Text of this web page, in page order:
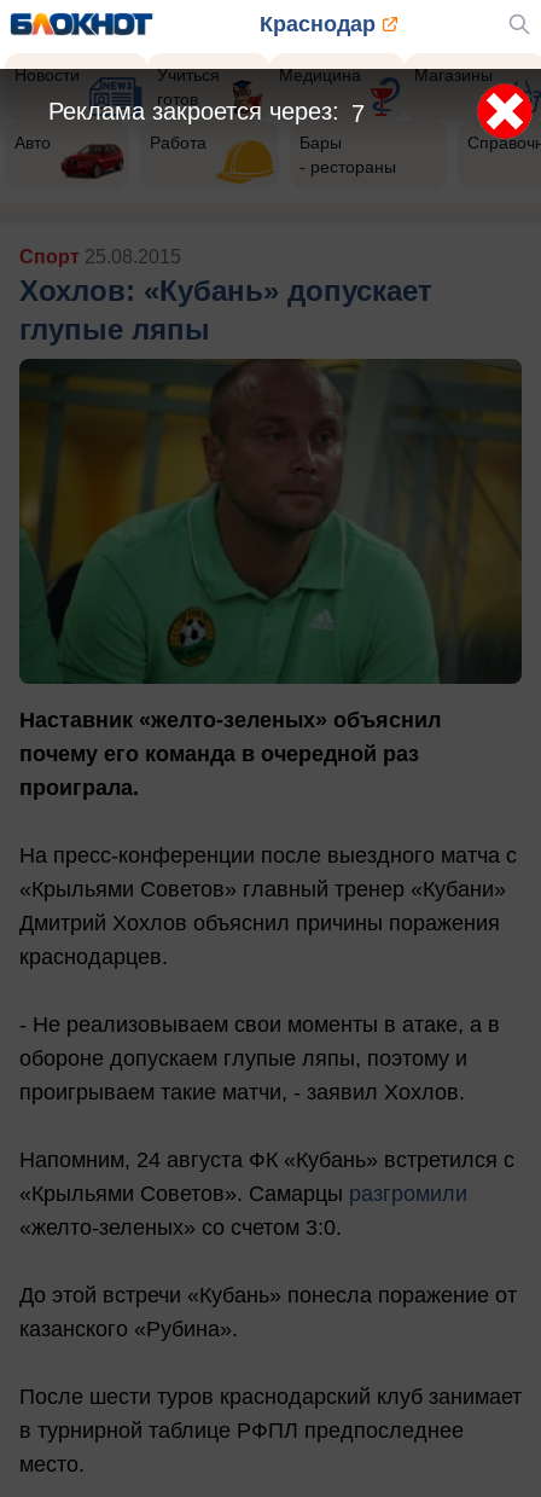
Краснодар
Новости
Учиться
готов
Медицина Магазины
Авто Работа
Бары
- рестораны
Спорт 25.08.2015
Хохлов: «Кубань» допускает
глупые ляпы
Наставник «желто-зеленых» объяснил
почему его команда в очередной раз
проиграла.
На пресс-конференции после выездного матча с
«Крыльями Советов» главный тренер «Кубани»
Дмитрий Хохлов объяснил причины поражения
краснодарцев.
- Не реализовываем свои моменты в атаке, а в
обороне допускаем глупые ляпы, поэтому и
проигрываем такие матчи, - заявил Хохлов.
Напомним, 24 августа ФК «Кубань» встретился с
«Крыльями Советов». Самарцы разгромили
«желто-зеленых» со счетом 3:0.
До этой встречи «Кубань» понесла поражение от
казанского «Рубина».
После шести туров краснодарский клуб занимает
в турнирной таблице РФПЛ предпоследнее
место.
5
Реклама закроется через: